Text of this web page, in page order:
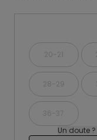
20-21
28-29
36-37
Un doute